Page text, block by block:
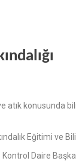
atık konusunda
Eğitimi ve
Daire